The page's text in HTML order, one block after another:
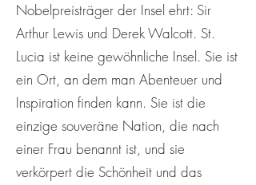
Nobelpreisträger der Insel ehrt: Sir
Arthur Lewis und Derek Walcott. St.
Lucia ist keine gewöhnliche Insel. Sie ist
ein Ort, an dem man Abenteuer und
Inspiration finden kann. Sie ist die
einzige souveräne Nation, die nach
einer Frau benannt ist, und sie
verkörpert die Schönheit und das